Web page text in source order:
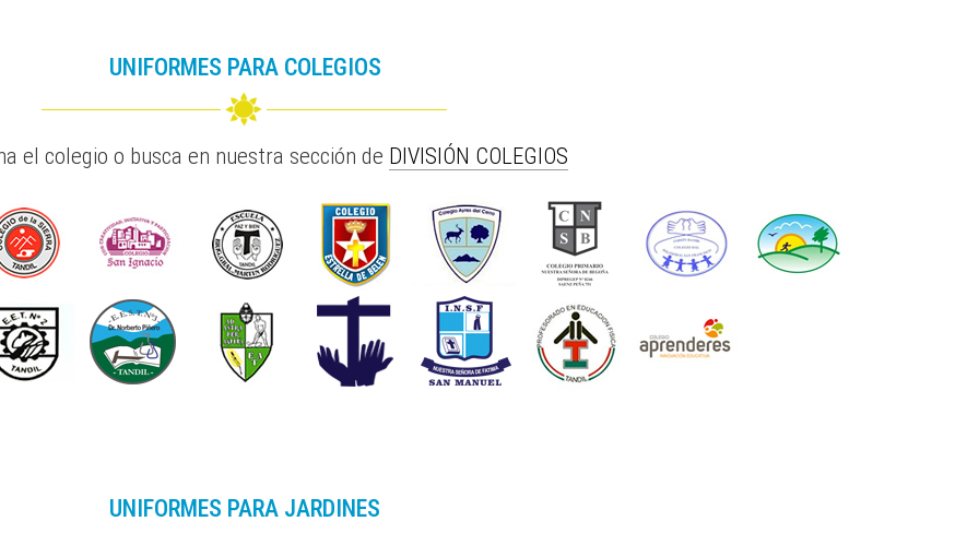
UNIFORMES PARA COLEGIOS
el colegio o busca en nuestra sección de DIVISIÓN COLEGIOS
UNIFORMES PARA JARDINES